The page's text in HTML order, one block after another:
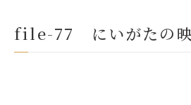
file-77 にいがたの